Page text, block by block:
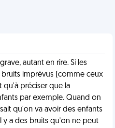
autant en rire. Si les
imprévus (comme ceux
qu'à préciser que la
par exemple. Quand on
qu'on va avoir des enfants
y a des bruits qu'on ne peut